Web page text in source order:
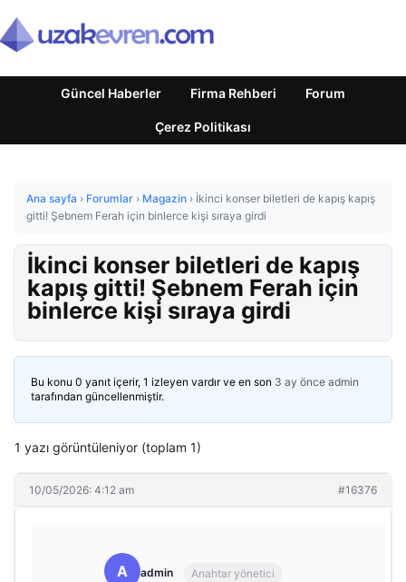
Güncel Haberler Firma Rehberi Forum
Çerez Politikası
Ana sayfa › Forumlar › Magazin › İkinci konser biletleri de kapış kapış
gitti! Şebnem Ferah için binlerce kişi sıraya girdi
İkinci konser biletleri de kapış
kapış gitti! Şebnem Ferah için
binlerce kişi sıraya girdi
Bu konu 0 yanıt içerir, 1 izleyen vardır ve en son 3 ay önce admin
tarafından güncellenmiştir.
1 yazı görüntüleniyor (toplam 1)
10/05/2026: 4:12 am #16376
A admin Anahtar yönetici